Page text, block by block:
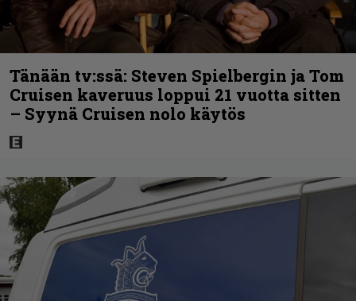
Tänään tv:ssä: Steven Spielbergin ja Tom
Cruisen kaveruus loppui 21 vuotta sitten
– Syynä Cruisen nolo käytös